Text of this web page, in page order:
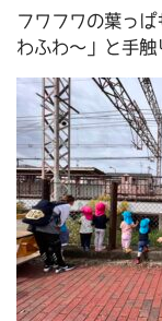
フワフワの葉っ
わふわ～」と手触